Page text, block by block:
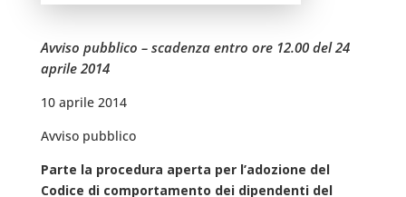
Avviso pubblico – scadenza entro ore 12.00 del 24
aprile 2014
10 aprile 2014
Avviso pubblico
Parte la procedura aperta per l’adozione del
Codice di comportamento dei dipendenti del